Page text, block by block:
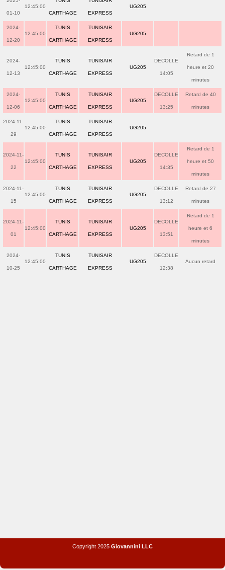
01-10
12:45:00
CARTHAGE EXPRESS
UG205
2024-
12-20
12:45:00
TUNIS
CARTHAGE
TUNISAIR
EXPRESS
UG205
2024-
12-13
12:45:00
TUNIS
CARTHAGE
TUNISAIR
EXPRESS
UG205
DECOLLE
14:05
Retard de 1
heure et 20
minutes
2024-
12-06
12:45:00
TUNIS
CARTHAGE
TUNISAIR
EXPRESS
UG205
DECOLLE
13:25
Retard de 40
minutes
2024-11-
29
12:45:00
TUNIS
CARTHAGE
TUNISAIR
EXPRESS
UG205
2024-11-
22
12:45:00
TUNIS
CARTHAGE
TUNISAIR
EXPRESS
UG205
DECOLLE
14:35
Retard de 1
heure et 50
minutes
2024-11-
15
12:45:00
TUNIS
CARTHAGE
TUNISAIR
EXPRESS
UG205
DECOLLE
13:12
Retard de 27
minutes
2024-11-
01
12:45:00
TUNIS
CARTHAGE
TUNISAIR
EXPRESS
UG205
DECOLLE
13:51
Retard de 1
heure et 6
minutes
2024-
10-25
12:45:00
TUNIS
CARTHAGE
TUNISAIR
EXPRESS
UG205
DECOLLE
12:38
Aucun retard
Copyright 2025 Giovannini LLC